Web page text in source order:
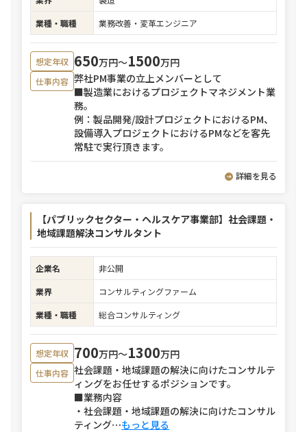
業種・職種
業務改善・変革エンジニア
想定年収 650万円〜1500万円
仕事内容 弊社PM事業の立上メンバーとして
■製造業におけるプロジェクトマネジメント業
務。
例：製品開発/設計プロジェクトにおけるPM、
設備導入プロジェクトにおけるPMなどを客先
常駐で実行頂きます。
詳細を見る
【パブリックセクター・ヘルスケア事業部】社会課題・
地域課題解決コンサルタント
企業名
非公開
業界
コンサルティングファーム
業種・職種
総合コンサルティング
想定年収 700万円〜1300万円
仕事内容 社会課題・地域課題の解決に向けたコンサルテ
ィングをお任せするポジションです。
■業務内容
・社会課題・地域課題の解決に向けたコンサル
ティング⋯もっと見る